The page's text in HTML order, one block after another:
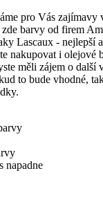
pro Vás zajímavy
barvy od firem
Lascaux - nejlepší
nakupovat i olejové
měli zájem o další
to bude vhodné,
napadne